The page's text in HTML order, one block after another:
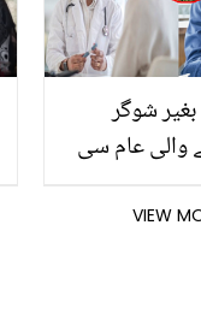
شوگر
والی عام سی
کو کون
VIEW